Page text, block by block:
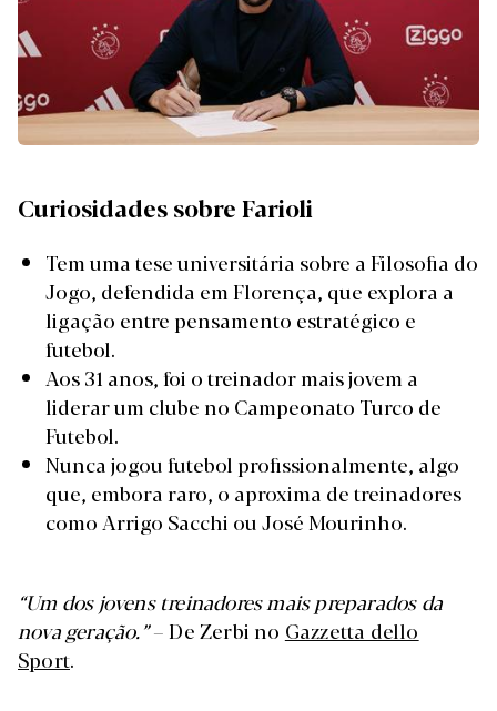
Curiosidades sobre Farioli
Tem uma tese universitária sobre a Filosofia do
Jogo, defendida em Florença, que explora a
ligação entre pensamento estratégico e
futebol.
Aos 31 anos, foi o treinador mais jovem a
liderar um clube no Campeonato Turco de
Futebol.
Nunca jogou futebol profissionalmente, algo
que, embora raro, o aproxima de treinadores
como Arrigo Sacchi ou José Mourinho.
“Um dos jovens treinadores mais preparados da
nova geração.”– De Zerbi no Gazzetta dello
Sport.